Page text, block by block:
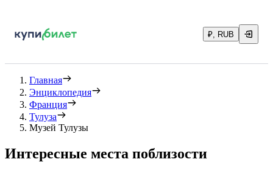
₽, RUB
Главная
Энциклопедия
Франция
Тулуза
Музей Тулузы
Интересные места поблизости